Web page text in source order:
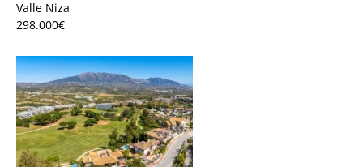
Valle Niza
298.000€